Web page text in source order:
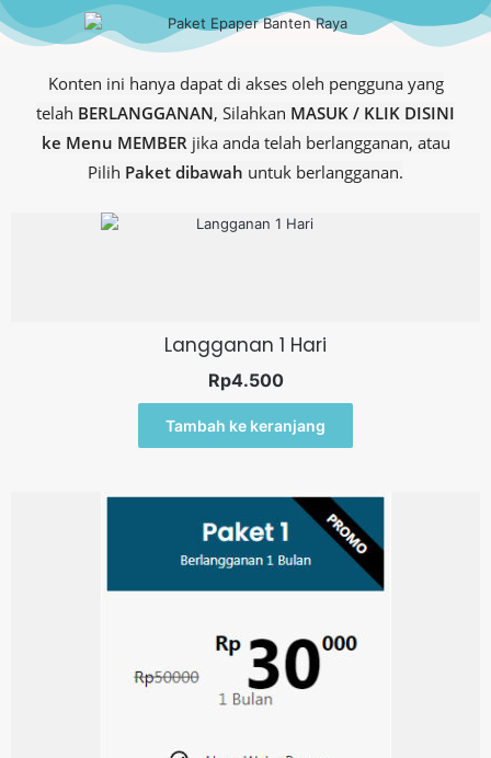
Konten ini hanya dapat di akses oleh pengguna yang
telah BERLANGGANAN, Silahkan MASUK / KLIK DISINI
ke Menu MEMBER jika anda telah berlangganan, atau
Pilih Paket dibawah untuk berlangganan.
Langganan 1 Hari
Rp4.500
Tambah ke keranjang